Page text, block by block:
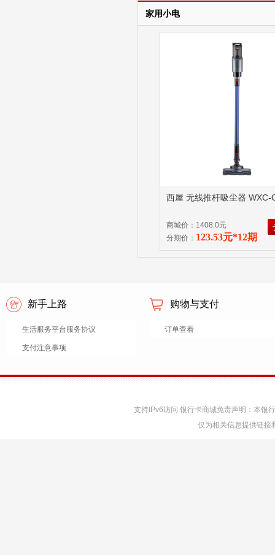
家用小电
西屋 无线推杆吸尘器
商城价：1408.0元
分期价： 123.53元*12期
新手上路
生活服务平台服务协议
支付注意事项
购物与支付
订单查看
支持IPv6访问 银行卡商城免责声明：本银
仅为相关信息提供链接